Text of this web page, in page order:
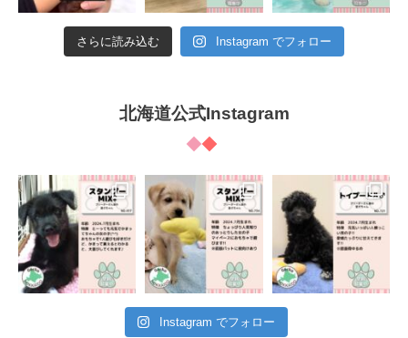
さらに読み込む Instagram でフォロー
北海道公式Instagram
Instagram でフォロー